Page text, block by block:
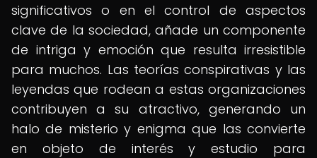
significativos o en el control de aspectos
clave de la sociedad, añade un componente
de intriga y emoción que resulta irresistible
para muchos. Las teorías conspirativas y las
leyendas que rodean a estas organizaciones
contribuyen a su atractivo, generando un
halo de misterio y enigma que las convierte
en objeto de interés y estudio para